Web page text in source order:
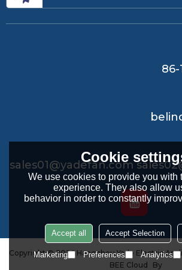
sales01@yadefan.com
Copyright © 2026 Hangzhou Yade Electric
By
BEE Cloud
Cookie
We use cookies to provide you with
experience. They also allow
behavior in order to constantly
Accept Selection
Accept all
Analytics
Preferences
Marketing